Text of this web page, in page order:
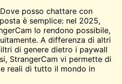
posso chattare con
è semplice: nel 2025,
lo rendono possibile,
A differenza di altri
di genere dietro i paywall
StrangerCam vi permette di
reali di tutto il mondo in